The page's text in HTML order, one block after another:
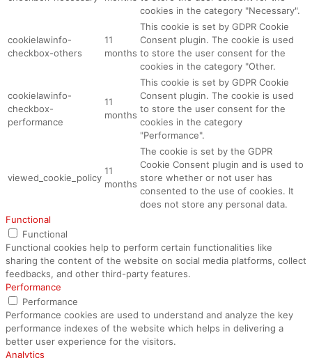
cookies in the category "Necessary".
cookielawinfo-
checkbox-others
11
months
This cookie is set by GDPR Cookie
Consent plugin. The cookie is used
to store the user consent for the
cookies in the category "Other.
cookielawinfo-
checkbox-
performance
11
months
This cookie is set by GDPR Cookie
Consent plugin. The cookie is used
to store the user consent for the
cookies in the category
"Performance".
viewed_cookie_policy
11
months
The cookie is set by the GDPR
Cookie Consent plugin and is used to
store whether or not user has
consented to the use of cookies. It
does not store any personal data.
Functional
Functional
Functional cookies help to perform certain functionalities like
sharing the content of the website on social media platforms, collect
feedbacks, and other third-party features.
Performance
Performance
Performance cookies are used to understand and analyze the key
performance indexes of the website which helps in delivering a
better user experience for the visitors.
Analytics